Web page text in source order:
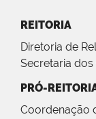
REITORIA
Diretoria de
Secretaria
PRÓ-
Coordenação